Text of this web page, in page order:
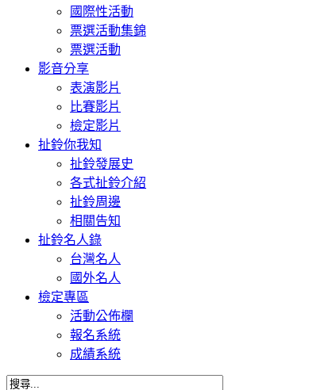
國際性活動
票選活動集錦
票選活動
影音分享
表演影片
比賽影片
檢定影片
扯鈴你我知
扯鈴發展史
各式扯鈴介紹
扯鈴周邊
相關告知
扯鈴名人錄
台灣名人
國外名人
檢定專區
活動公佈欄
報名系統
成績系統